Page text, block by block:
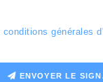
conditions générales
ENVOYER LE